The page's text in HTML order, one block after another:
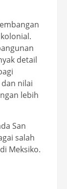
detail
nilai
lebih
San
salah
Meksiko.